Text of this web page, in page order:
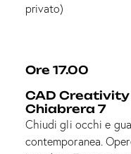
privato)
Ore 17.00
CAD Creativity
Chiabrera 7
Chiudi gli occhi e
contemporanea.